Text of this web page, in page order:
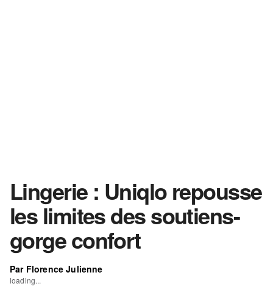
Lingerie : Uniqlo repousse
les limites des soutiens-
gorge confort
Par Florence Julienne
loading...